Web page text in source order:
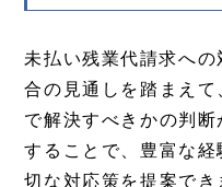
未払い残業代請求へ
合の見通しを踏まえ
で解決すべきかの判
することで、豊富な
切な対応策を提案でき